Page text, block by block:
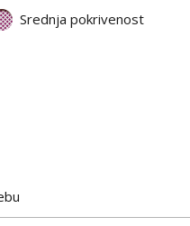
Srednja pokrivenost